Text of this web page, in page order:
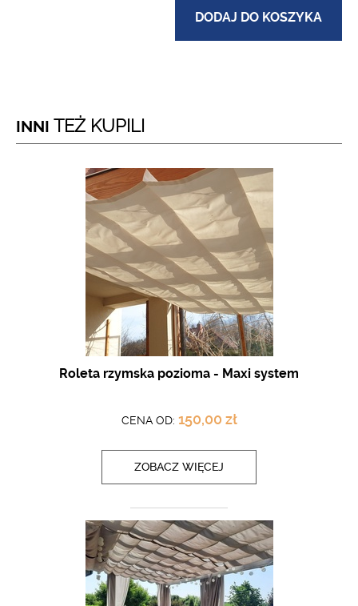
DODAJ DO KOSZYKA
INNI TEŻ KUPILI
Roleta rzymska pozioma - Maxi system
CENA OD: 150,00 zł
ZOBACZ WIĘCEJ